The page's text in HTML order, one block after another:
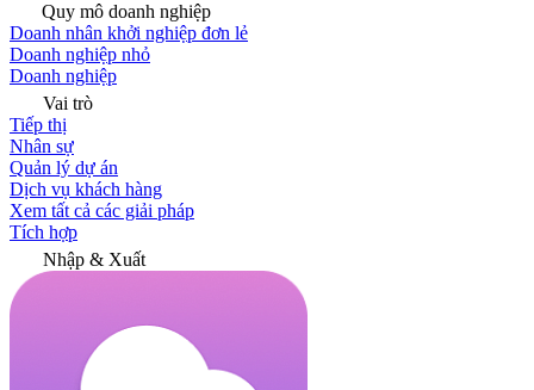
Quy mô doanh nghiệp
Doanh nhân khởi nghiệp đơn lẻ
Doanh nghiệp nhỏ
Doanh nghiệp
Vai trò
Tiếp thị
Nhân sự
Quản lý dự án
Dịch vụ khách hàng
Xem tất cả các giải pháp
Tích hợp
Nhập & Xuất